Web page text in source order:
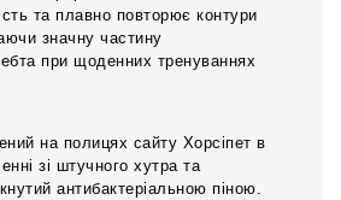
та плавно повторює контури
значну частину
при щоденних тренуваннях
на полицях сайту Хорсіпет в
зі штучного хутра та
антибактеріальною піною.